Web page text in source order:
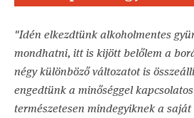
"Idén elkezdtünk alkoholmentes
mondhatni, itt is kijött belőlem a
négy különböző változatot is
engedtünk a minőséggel
természetesen mindegyiknek a